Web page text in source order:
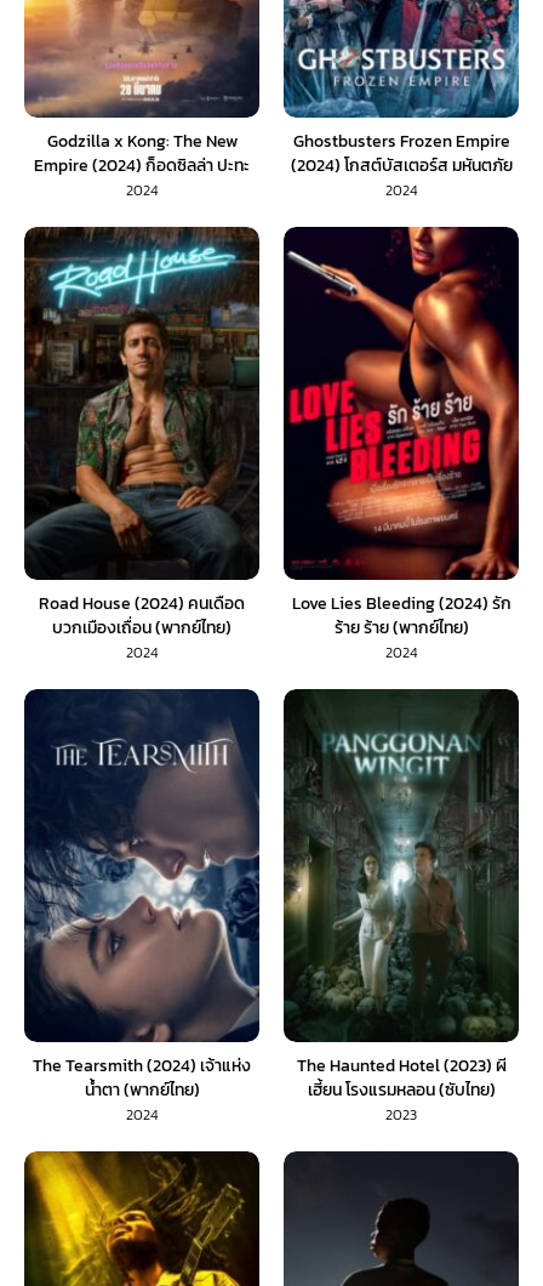
Godzilla x Kong: The New
Empire (2024) ก็อดซิลล่า ปะทะ
คอง 2 อาณาจักรใหม่ (พากย์ไทย)
2024
Ghostbusters Frozen Empire
(2024) โกสต์บัสเตอร์ส มหันตภัย
เมืองเยือกแข็ง (พากย์ไทย)
2024
Road House (2024) คนเดือด
บวกเมืองเถื่อน (พากย์ไทย)
2024
Love Lies Bleeding (2024) รัก
ร้าย ร้าย (พากย์ไทย)
2024
The Tearsmith (2024) เจ้าแห่ง
น้ำตา (พากย์ไทย)
2024
The Haunted Hotel (2023) ผี
เฮี้ยน โรงแรมหลอน (ซับไทย)
2023